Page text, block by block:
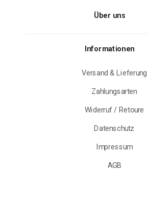
Über uns
Informationen
Versand & Lieferung
Zahlungsarten
Widerruf / Retoure
Datenschutz
Impressum
AGB